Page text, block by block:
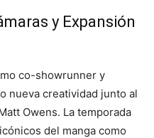
y Expansión
co-showrunner y
nueva creatividad junto al
Owens. La temporada
del manga como